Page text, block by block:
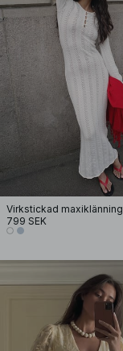
Virkstickad maxiklänning
799 SEK